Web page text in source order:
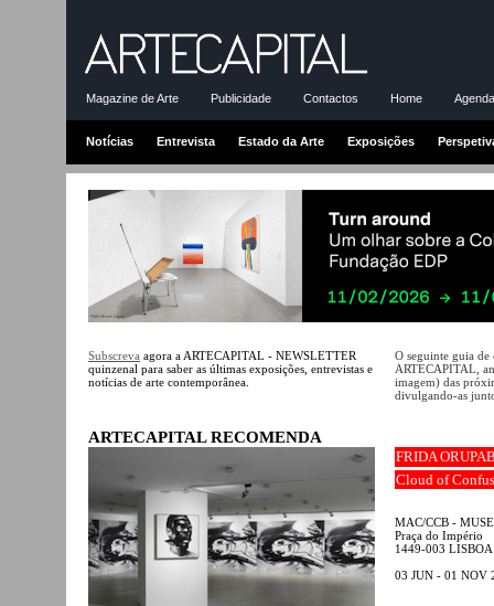
Magazine de Arte Publicidade Contactos Home
Notícias Entrevista Estado da Arte Exposições
Subscreva agora a ARTECAPITAL - NEWSLETTER
quinzenal para saber as últimas exposições, entrevistas e
notícias de arte contemporânea.
ARTECAPITAL RECOMENDA
O seguinte guia de
ARTECAPITAL,
imagem) das
divulgando-as
FRIDA
Cloud of
MAC/CCB -
Praça do Império
1449-003 LISBOA
03 JUN - 01 NOV